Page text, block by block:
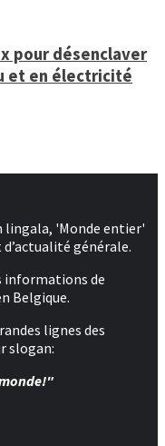
pour désenclaver
et en électricité
lingala, 'Monde entier'
générale.
informations de
Belgique.
lignes des
slogan: